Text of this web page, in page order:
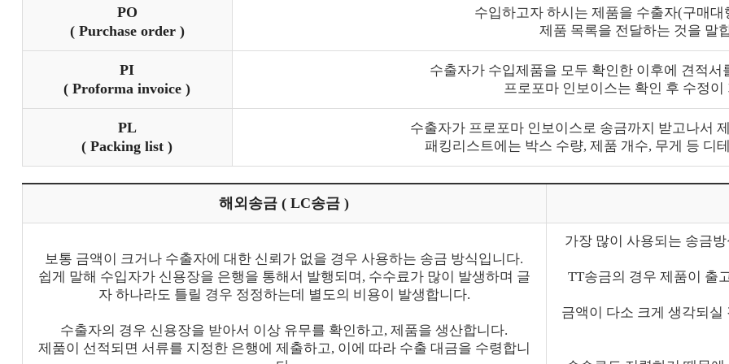
PO
( Purchase order )
수입하고자 하시는 제품을 수출자(구매
제품 목록을 전달하는 것을 말
PI
( Proforma invoice )
수출자가 수입제품을 모두 확인한 이후에 견적서
프로포마 인보이스는 확인 후 수정이
PL
( Packing list )
수출자가 프로포마 인보이스로 송금까지 받고나서
패킹리스트에는 박스 수량, 제품 개수, 무게 등 디
해외송금 ( LC송금 )
보통 금액이 크거나 수출자에 대한 신뢰가 없을 경우 사용하는 송금 방식입니다.
쉽게 말해 수입자가 신용장을 은행을 통해서 발행되며, 수수료가 많이 발생하며 글
자 하나라도 틀릴 경우 정정하는데 별도의 비용이 발생합니다.
수출자의 경우 신용장을 받아서 이상 유무를 확인하고, 제품을 생산합니다.
제품이 선적되면 서류를 지정한 은행에 제출하고, 이에 따라 수출 대금을 수령합니
가장 많이 사용되는 송금
TT송금의 경우 제품이 출
금액이 다소 크게 생각되실